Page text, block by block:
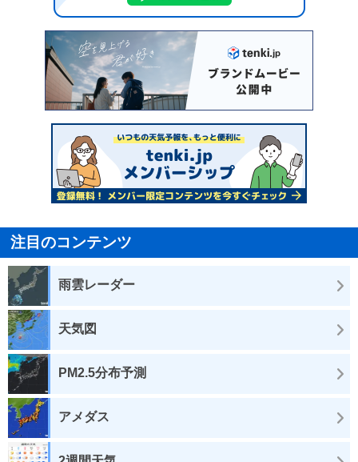
注目のコンテンツ
雨雲レーダー
天気図
PM2.5分布予測
アメダス